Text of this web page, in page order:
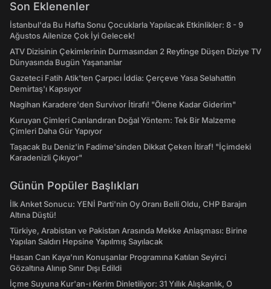
Son Eklenenler
İstanbul'da Bu Hafta Sonu Çocuklarla Yapılacak Etkinlikler: 8 - 9
Ağustos Ailenize Çok İyi Gelecek!
ATV Dizisinin Çekimlerinin Durmasından 2 Reytinge Düşen Diziye TV
Dünyasında Bugün Yaşananlar
Gazeteci Fatih Atik'ten Çarpıcı İddia: Çerçeve Yasa Selahattin
Demirtaş'ı Kapsıyor
Nagihan Karadere'den Survivor İtirafı! "Ölene Kadar Giderim"
Kuruyan Çimleri Canlandıran Doğal Yöntem: Tek Bir Malzeme
Çimleri Daha Gür Yapıyor
Taşacak Bu Deniz'in Fadime'sinden Dikkat Çeken İtiraf! "İçimdeki
Karadenizli Çıkıyor"
Günün Popüler Başlıkları
İlk Anket Sonucu: YENİ Parti'nin Oy Oranı Belli Oldu, CHP Barajın
Altına Düştü!
Türkiye, Arabistan ve Pakistan Arasında Mekke Anlaşması: Birine
Yapılan Saldırı Hepsine Yapılmış Sayılacak
Hasan Can Kaya’nın Konuşanlar Programına Katılan Seyirci
Gözaltına Alınıp Sınır Dışı Edildi
İçme Suyuna Kur'an-ı Kerim Dinletiliyor: 31 Yıllık Alışkanlık, O